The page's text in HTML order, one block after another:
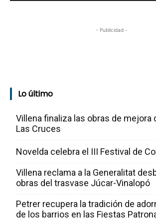
- Publicidad -
Lo último
Villena finaliza las obras de mejora
Las Cruces
Novelda celebra el III Festival de
Villena reclama a la Generalitat
obras del trasvase Júcar-Vinalopó
Petrer recupera la tradición de
de los barrios en las Fiestas